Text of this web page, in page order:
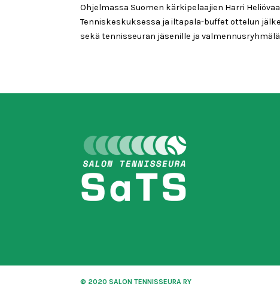
Ohjelmassa Suomen kärkipelaajien Harri
Tenniskeskuksessa ja iltapala-buffet ottelun
sekä tennisseuran jäsenille ja
© 2020 SALON TENNISSEURA RY